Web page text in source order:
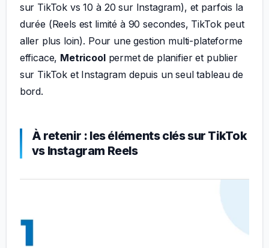
sur TikTok vs 10 à 20 sur Instagram), et parfois la
durée (Reels est limité à 90 secondes, TikTok peut
aller plus loin). Pour une gestion multi-plateforme
efficace, Metricoolpermet de planifier et publier
sur TikTok et Instagram depuis un seul tableau de
bord.
À retenir : les éléments clés sur TikTok
vs Instagram Reels